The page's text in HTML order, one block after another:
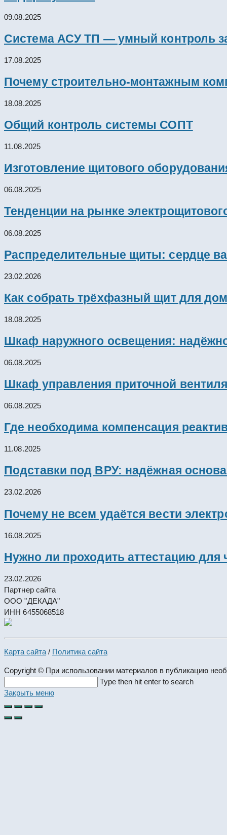
09.08.2025
Система АСУ ТП — умный контроль
17.08.2025
Почему строительно-монтажным
18.08.2025
Общий контроль системы СОПТ
11.08.2025
Изготовление щитового
06.08.2025
Тенденции на рынке
06.08.2025
Распределительные щиты: сердце
23.02.2026
Как собрать трёхфазный щит для
18.08.2025
Шкаф наружного освещения:
06.08.2025
Шкаф управления приточной
06.08.2025
Где необходима компенсация
11.08.2025
Подставки под ВРУ: надёжная
23.02.2026
Почему не всем удаётся вести
16.08.2025
Нужно ли проходить аттестацию для
23.02.2026
Партнер сайта
ООО "ДЕКАДА"
ИНН 6455068518
Карта сайта / Политика сайта
Copyright © При использовании материалов в публикацию
this
website
Type then hit enter to search
Закрыть меню